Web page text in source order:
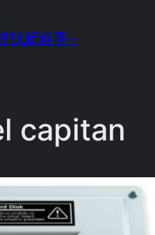
找新鮮事~
capitan